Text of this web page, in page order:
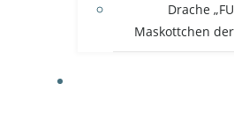
Drache
Maskottchen